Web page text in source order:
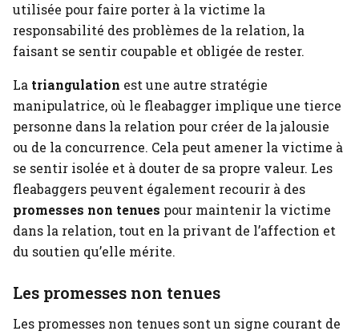
utilisée pour faire porter à la victime la
responsabilité des problèmes de la relation, la
faisant se sentir coupable et obligée de rester.
La triangulation est une autre stratégie
manipulatrice, où le fleabagger implique une tierce
personne dans la relation pour créer de la jalousie
ou de la concurrence. Cela peut amener la victime à
se sentir isolée et à douter de sa propre valeur. Les
fleabaggers peuvent également recourir à des
promesses non tenues pour maintenir la victime
dans la relation, tout en la privant de l’affection et
du soutien qu’elle mérite.
Les promesses non tenues
Les promesses non tenues sont un signe courant de